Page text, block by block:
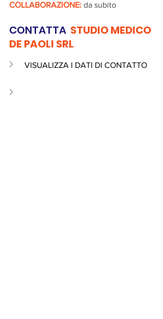
COLLABORAZIONE: da subito
CONTATTA STUDIO MEDICO
DE PAOLI SRL
VISUALIZZA I DATI DI CONTATTO